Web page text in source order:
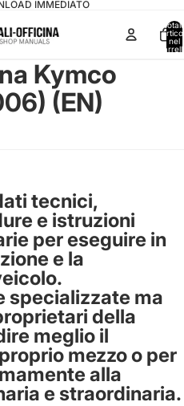
IMMEDIATO
nel
Kymco
(EN)
tecnici,
e istruzioni
per eseguire in
e la
specializzate ma
della
meglio il
mezzo o per
alla
e straordinaria.